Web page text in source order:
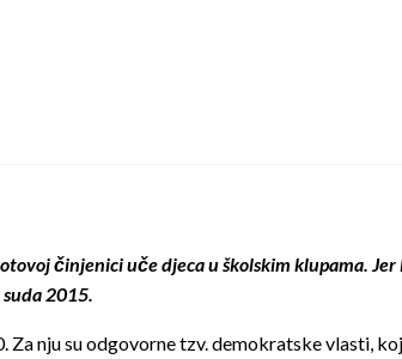
činjenici uče djeca u školskim klupama.
2015.
nju su odgovorne tzv. demokratske vlasti,